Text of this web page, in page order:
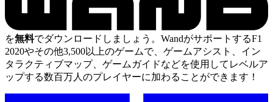
を無料でダウンロードしましょう。WandがサポートするF1
2020やその他3,500以上のゲームで、ゲームアシスト、イン
タラクティブマップ、ゲームガイドなどを使用してレベルア
ップする数百万人のプレイヤーに加わることができます！